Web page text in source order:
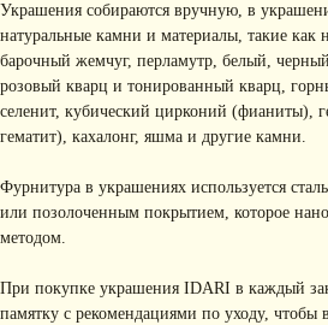
Украшения собираются вручную, в
натуральные камни и материалы, такие как
барочный жемчуг, перламутр, белый,
розовый кварц и тонированный кварц,
селенит, кубический цирконий (фианиты),
гематит), кахалонг, яшма и другие камни.
Фурнитура в украшениях используется
или позолоченным покрытием, которое
методом.
При покупке украшения IDARI в каждый
памятку с рекомендациями по уходу,